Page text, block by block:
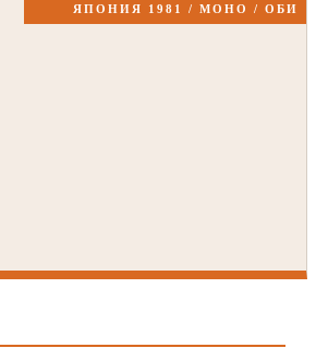
ЯПОНИЯ 1981 / МОНО / ОБИ